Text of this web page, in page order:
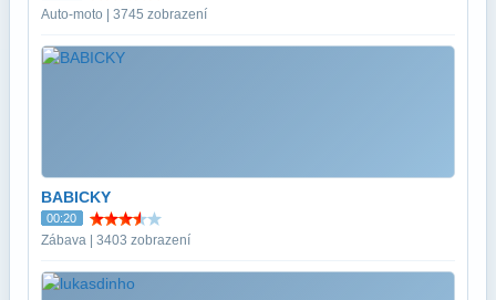
Auto-moto | 3745 zobrazení
BABICKY
00:20
Zábava | 3403 zobrazení